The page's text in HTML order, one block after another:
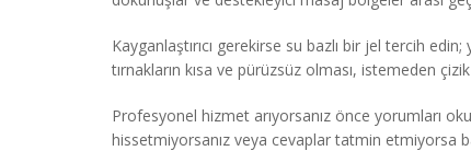
Kayganlaştırıcı gerekirse su bazlı bir jel tercih
tırnakların kısa ve pürüzsüz olması, istemeden
Profesyonel hizmet arıyorsanız önce yorumları
hissetmiyorsanız veya cevaplar tatmin etmiyorsa